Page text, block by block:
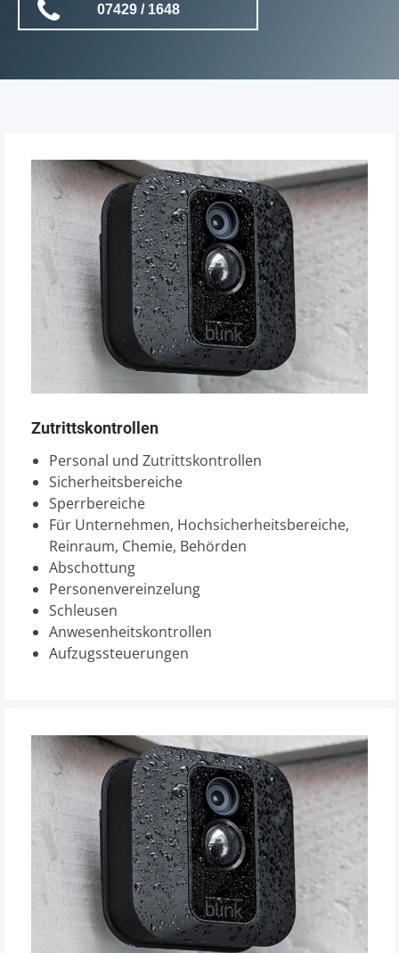
07429 / 1648
Zutrittskontrollen
Personal und Zutrittskontrollen
Sicherheitsbereiche
Sperrbereiche
Für Unternehmen, Hochsicherheitsbereiche,
Reinraum, Chemie, Behörden
Abschottung
Personenvereinzelung
Schleusen
Anwesenheitskontrollen
Aufzugssteuerungen